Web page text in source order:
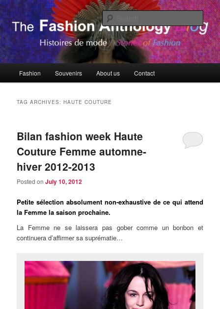
Skip
to
primary
content
Skip
to
secondary
contentThe Fashion Anthology Blog
Histoires de Mode, Stories of Fashion
Fashion Souvenirs About us Contact
TAG ARCHIVES:HAUTE COUTURE
Bilan fashion week Haute
Couture Femme automne-
hiver 2012-2013
Posted onJuly 10, 2012
Petite sélection absolument non-exhaustive de ce qui attend
la Femme la saison prochaine.
La Femme ne se laissera pas gober comme un bonbon et
continuera d’affirmer sa suprématie…